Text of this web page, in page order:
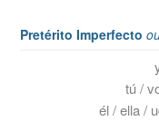
Pretérito Imperfecto
tú /
él / ella /